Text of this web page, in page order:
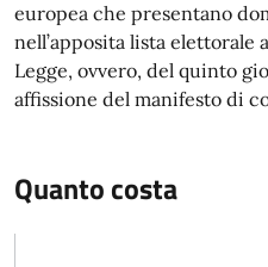
europea che presentano
nell’apposita lista
Legge, ovvero, del quinto
affissione del manifesto di
Quanto costa